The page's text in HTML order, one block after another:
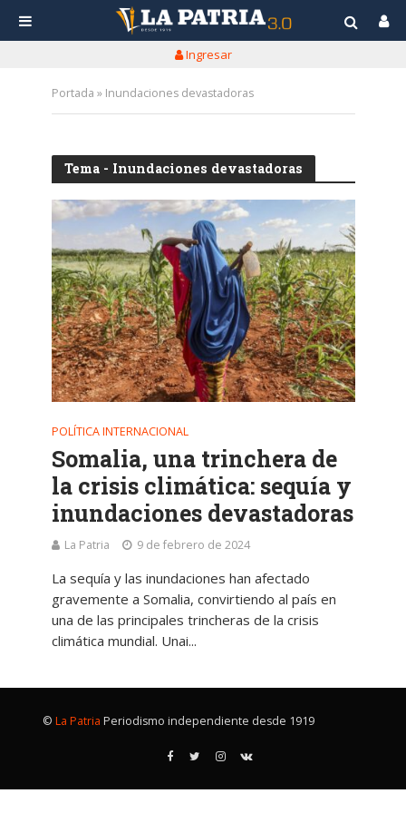
Ingresar
Portada » Inundaciones devastadoras
Tema - Inundaciones devastadoras
POLÍTICA INTERNACIONAL
Somalia, una trinchera de
la crisis climática: sequía y
inundaciones devastadoras
La Patria 9 de febrero de 2024
La sequía y las inundaciones han afectado
gravemente a Somalia, convirtiendo al país en
una de las principales trincheras de la crisis
climática mundial. Unai...
© La Patria Periodismo independiente desde 1919